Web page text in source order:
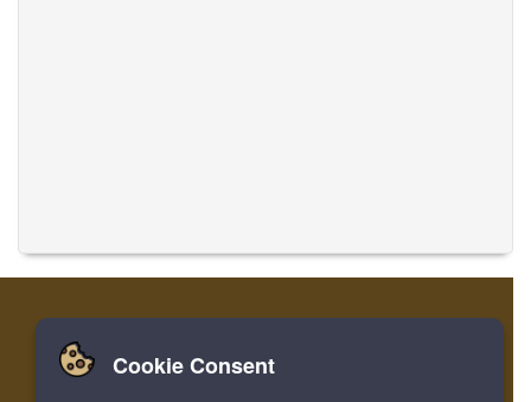
Zuhause Einloggen
Cookie Consent